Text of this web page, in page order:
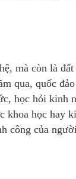
mà còn là
qua, quốc
học hỏi kinh
khoa học hay
công của